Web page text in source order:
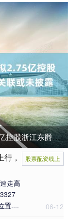
控人同业关联或未披露
股票配资线上
，
走高
置....
06-12